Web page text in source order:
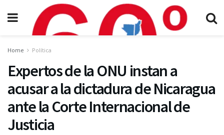
Home Política
Expertos de la ONU instan a
acusar a la dictadura de Nicaragua
ante la Corte Internacional de
Justicia